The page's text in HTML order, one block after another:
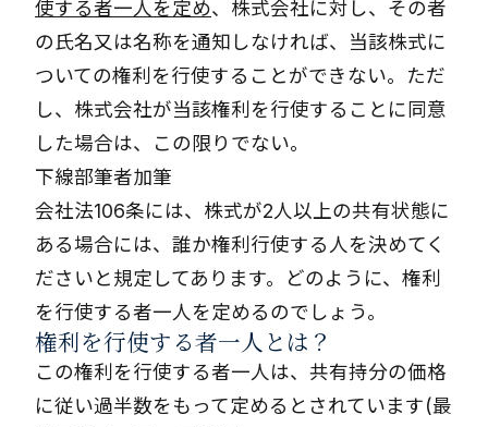
使する者一人を定め、株式会社に対し、その者
の氏名又は名称を通知しなければ、当該株式に
ついての権利を行使することができない。ただ
し、株式会社が当該権利を行使することに同意
した場合は、この限りでない。
下線部筆者加筆
会社法106条には、株式が2人以上の共有状態に
ある場合には、誰か権利行使する人を決めてく
ださいと規定してあります。どのように、権利
を行使する者一人を定めるのでしょう。
権利を行使する者一人とは？
この権利を行使する者一人は、共有持分の価格
に従い過半数をもって定めるとされています(最